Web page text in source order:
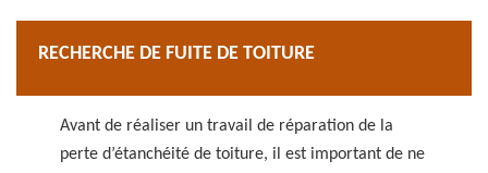
RECHERCHE DE FUITE DE TOITURE
Avant de réaliser un travail de réparation de la
perte d’étanchéité de toiture, il est important de ne